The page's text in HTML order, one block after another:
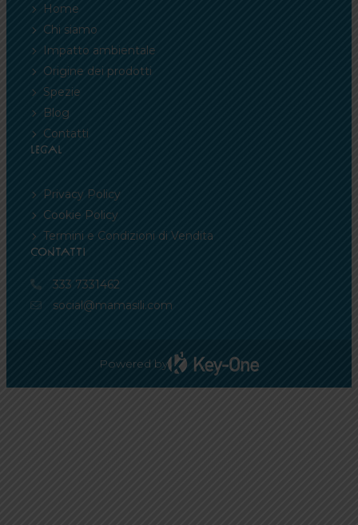
Home
Chi siamo
Impatto ambientale
Origine dei prodotti
Spezie
Blog
Contatti
LEGAL
Privacy Policy
Cookie Policy
Termini e Condizioni di Vendita
CONTATTI
333 7331462
social@mamasili.com
Powered by